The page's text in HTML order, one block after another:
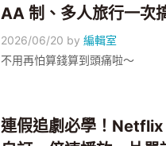
AA 制、多人旅行一次
2026/06/20 by編輯室
不用再怕算錢算到頭痛啦～
連假追劇必學！